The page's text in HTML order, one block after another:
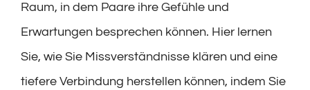
Raum, in dem Paare ihre Gefühle und
Erwartungen besprechen können. Hier lernen
Sie, wie Sie Missverständnisse klären und eine
tiefere Verbindung herstellen können, indem Sie